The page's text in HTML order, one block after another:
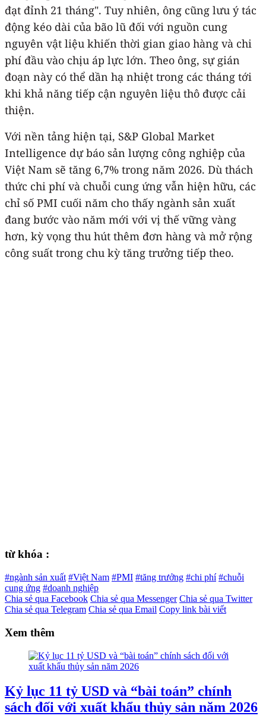
đạt đỉnh 21 tháng". Tuy nhiên, ông cũng lưu ý tác
động kéo dài của bão lũ đối với nguồn cung
nguyên vật liệu khiến thời gian giao hàng và chi
phí đầu vào chịu áp lực lớn. Theo ông, sự gián
đoạn này có thể dần hạ nhiệt trong các tháng tới
khi khả năng tiếp cận nguyên liệu thô được cải
thiện.
Với nền tảng hiện tại, S&P Global Market
Intelligence dự báo sản lượng công nghiệp của
Việt Nam sẽ tăng 6,7% trong năm 2026. Dù thách
thức chi phí và chuỗi cung ứng vẫn hiện hữu, các
chỉ số PMI cuối năm cho thấy ngành sản xuất
đang bước vào năm mới với vị thế vững vàng
hơn, kỳ vọng thu hút thêm đơn hàng và mở rộng
công suất trong chu kỳ tăng trưởng tiếp theo.
từ khóa :
#ngành sản xuất #Việt Nam #PMI #tăng trưởng #chi phí #chuỗi
cung ứng #doanh nghiệp
Chia sẻ qua Facebook Chia sẻ qua Messenger Chia sẻ qua Twitter
Chia sẻ qua Telegram Chia sẻ qua Email Copy link bài viết
Xem thêm
Kỷ lục 11 tỷ USD và “bài toán” chính
sách đối với xuất khẩu thủy sản năm 2026